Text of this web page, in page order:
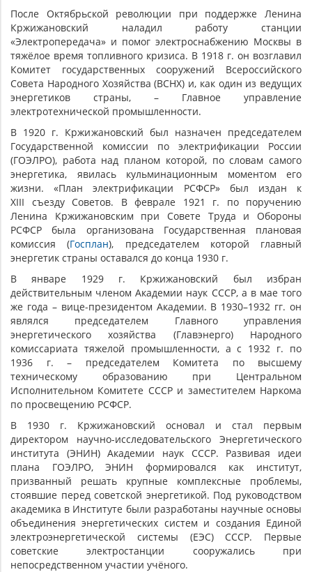
После Октябрьской революции при поддержке Ленина
Кржижановский наладил работу станции
«Электропередача» и помог электроснабжению Москвы в
тяжёлое время топливного кризиса. В 1918 г. он возглавил
Комитет государственных сооружений Всероссийского
Совета Народного Хозяйства (ВСНХ) и, как один из ведущих
энергетиков страны, – Главное управление
электротехнической промышленности.
В 1920 г. Кржижановский был назначен председателем
Государственной комиссии по электрификации России
(ГОЭЛРО), работа над планом которой, по словам самого
энергетика, явилась кульминационным моментом его
жизни. «План электрификации РСФСР» был издан к
XIII съезду Советов. В феврале 1921 г. по поручению
Ленина Кржижановским при Совете Труда и Обороны
РСФСР была организована Государственная плановая
комиссия (Госплан), председателем которой главный
энергетик страны оставался до конца 1930 г.
В январе 1929 г. Кржижановский был избран
действительным членом Академии наук СССР, а в мае того
же года – вице-президентом Академии. В 1930–1932 гг. он
являлся председателем Главного управления
энергетического хозяйства (Главэнерго) Народного
комиссариата тяжелой промышленности, а с 1932 г. по
1936 г. – председателем Комитета по высшему
техническому образованию при Центральном
Исполнительном Комитете СССР и заместителем Наркома
по просвещению РСФСР.
В 1930 г. Кржижановский основал и стал первым
директором научно-исследовательского Энергетического
института (ЭНИН) Академии наук СССР. Развивая идеи
плана ГОЭЛРО, ЭНИН формировался как институт,
призванный решать крупные комплексные проблемы,
стоявшие перед советской энергетикой. Под руководством
академика в Институте были разработаны научные основы
объединения энергетических систем и создания Единой
электроэнергетической системы (ЕЭС) СССР. Первые
советские электростанции сооружались при
непосредственном участии учёного.